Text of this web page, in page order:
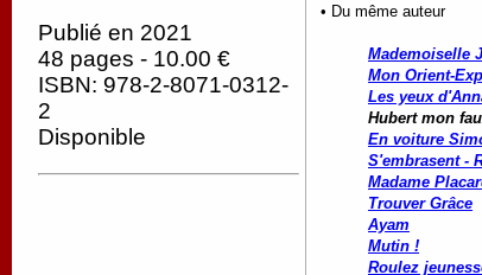
Publié en 2021
48 pages - 10.00 €
ISBN: 978-2-8071-0312-
2
Disponible
• Du même auteur
Mademoiselle
Mon Orient-
Les yeux
Hubert mon
En voiture
S'embrasent -
Madame
Trouver Grâce
Ayam
Mutin !
Roulez